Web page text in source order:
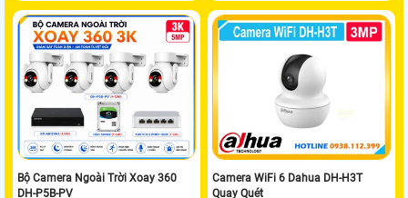
Bộ Camera Ngoài Trời Xoay 360
DH-P5B-PV
Camera WiFi 6 Dahua DH-H3T
Quay Quét